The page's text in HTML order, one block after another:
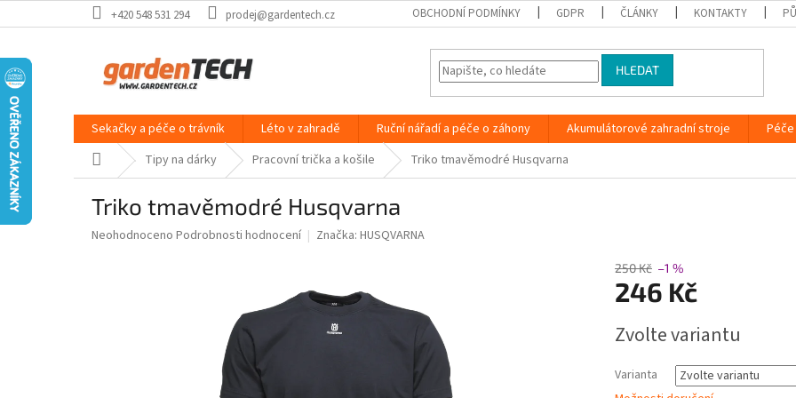
na
+420 548 531 294 prodej@gardentech.cz OBCHODNÍ PODMÍNKY GDPR ČLÁNKY KONTAKTY
HLEDAT
Sekačky a péče o trávník Léto v zahradě Ruční nářadí a péče o záhony Akumulátorové zahradní stroje
Domů Tipy na dárky Pracovní trička a košile Triko tmavěmodré Husqvarna
Triko tmavěmodré Husqvarna
Průměrné
Neohodnoceno Podrobnosti hodnocení Značka: HUSQVARNA
250 Kč –1 %
246 Kč
cena:
Zvolte variantu
Varianta